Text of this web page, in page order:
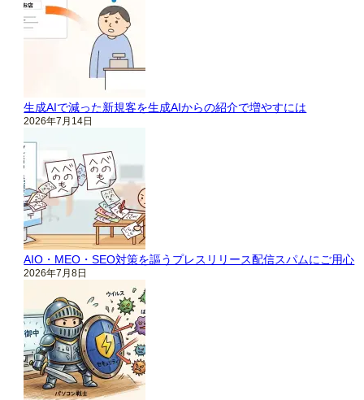
生成AIで減った新規客を生成AIからの紹介で増やすには
2026年7月14日
AIO・MEO・SEO対策を謳うプレスリリース配信スパムにご用心
2026年7月8日